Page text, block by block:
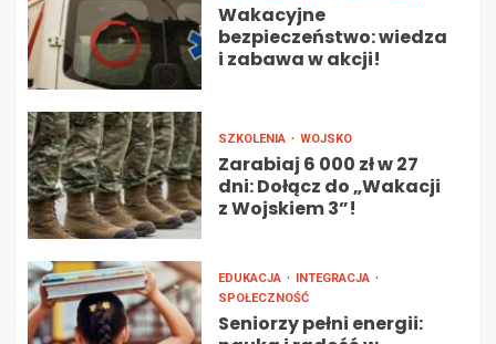
Wakacyjne
bezpieczeństwo: wiedza
i zabawa w akcji!
SZKOLENIA WOJSKO
Zarabiaj 6 000 zł w 27
dni: Dołącz do „Wakacji
z Wojskiem 3”!
EDUKACJA
INTEGRACJA
SPOŁECZNOŚĆ
Seniorzy pełni energii: